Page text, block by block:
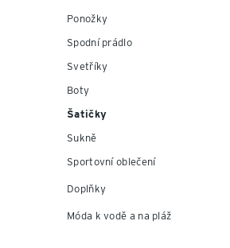
Ponožky
Spodní prádlo
Svetříky
Boty
Šatičky
Sukně
Sportovní oblečení
Doplňky
Móda k vodě a na pláž